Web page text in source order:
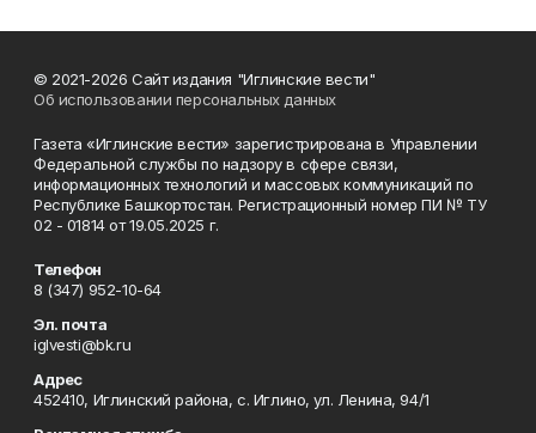
© 2021-2026 Сайт издания "Иглинские вести"
Об использовании персональных данных
Газета «Иглинские вести» зарегистрирована в Управлении
Федеральной службы по надзору в сфере связи,
информационных технологий и массовых коммуникаций по
Республике Башкортостан. Регистрационный номер ПИ № ТУ
02 - 01814 от 19.05.2025 г.
Телефон
8 (347) 952-10-64
Эл. почта
iglvesti@bk.ru
Адрес
452410, Иглинский района, с. Иглино, ул. Ленина, 94/1